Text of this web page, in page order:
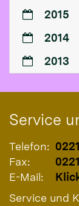
2015
2014
2013
Service
Telefon:
Fax:
E-Mail:
Service und